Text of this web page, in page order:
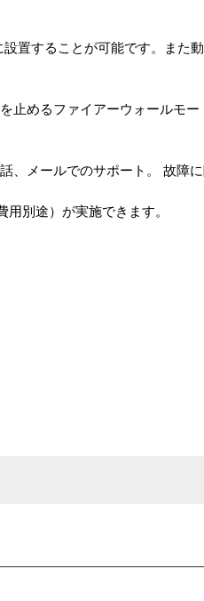
置することが可能です。また
止めるファイアーウォールモー
メールでのサポート。 故障に
別途）が実施できます。